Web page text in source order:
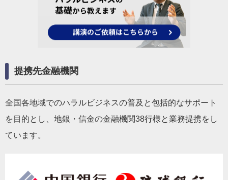
提携先金融機関
全国各地域でのハラルビジネスの普及と包括的なサポート
を目的とし、地銀・信金の金融機関38行様と業務提携をし
ています。